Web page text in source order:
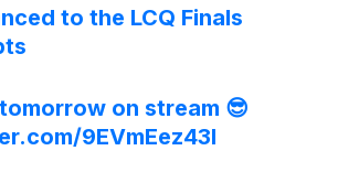
to the LCQ Finals
on stream 😎
9EVmEez43l